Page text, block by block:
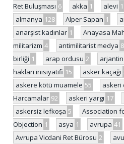
Ret Buluşması 6 akka 1 alevi 1
almanya 128 Alper Sapan 1
anarşist kadınlar 1 Anayasa
militarizm 4 antimilitarist medya 8
birliği 1 arap ordusu 2 arjantin
hakları inisiyatifi 15 asker kaçağı
askere kötü muamele 55 askeri
Harcamalar 92 askeri yargı 17
askersiz lefkoşa 5
Association
Objection 1 asya 1 avrupa 41
Avrupa Vicdani Ret Bürosu 2